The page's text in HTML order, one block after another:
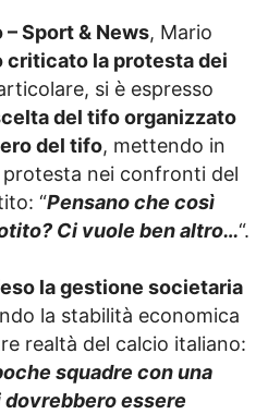
Sport & News, Mario
criticato la protesta dei
si è espresso
del tifo organizzato
del tifo, mettendo in
protesta nei confronti del
“Pensano che così
Ci vuole ben altro…“.
la gestione societaria
la stabilità economica
realtà del calcio italiano:
squadre con una
essere